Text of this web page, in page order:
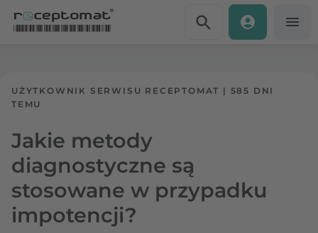
UŻYTKOWNIK SERWISU RECEPTOMAT | 585 DNI
TEMU
Jakie metody
diagnostyczne są
stosowane w przypadku
impotencji?